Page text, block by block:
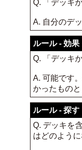
Q. 「デッキ
A. 自分のデ
ルール - 効果
Q. 「デッキ
A. 可能です
かったもの
ルール - 探す
Q. デッキを
はどのよう